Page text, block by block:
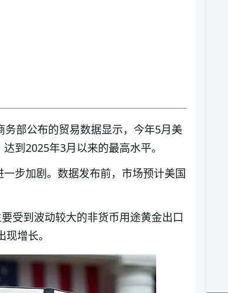
部公布的贸易数据显示，今年5月美
到2025年3月以来的最高水平。
步加剧。数据发布前，市场预计美国
受到波动较大的非货币用途黄金出口
增长。